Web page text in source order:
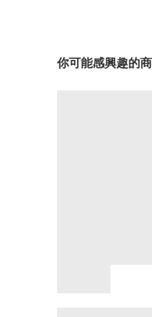
你可能感興趣的